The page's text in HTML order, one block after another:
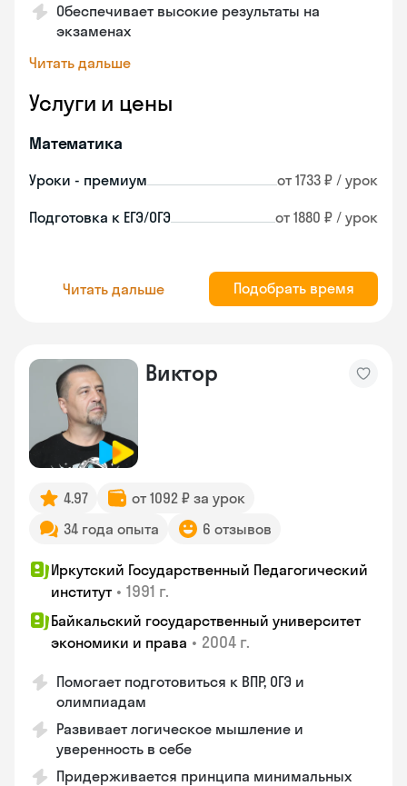
Обеспечивает высокие результаты на
экзаменах
Читать дальше
Услуги и цены
Математика
Уроки - премиум от 1733 ₽ / урок
Подготовка к ЕГЭ/ОГЭ от 1880 ₽ / урок
Читать дальше Подобрать время
Виктор
4.97
от 1092 ₽ за урок
34 года опыта
6 отзывов
Иркутский Государственный Педагогический
институт • 1991 г.
Байкальский государственный университет
экономики и права • 2004 г.
Помогает подготовиться к ВПР, ОГЭ и
олимпиадам
Развивает логическое мышление и
уверенность в себе
Придерживается принципа минимальных